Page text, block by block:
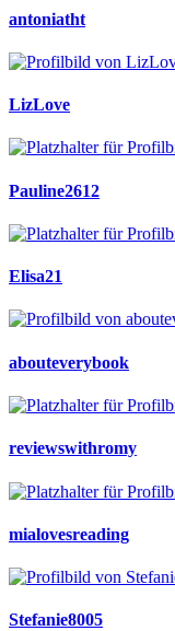
antoniatht
LizLove
Pauline2612
Elisa21
abouteverybook
reviewswithromy
mialovesreading
Stefanie8005